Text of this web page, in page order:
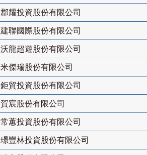
郡耀投資股份有限公司
建聯國際股份有限公司
沃龍超遊股份有限公司
米傑瑞股份有限公司
鉅貿投資股份有限公司
賀宸股份有限公司
常蕙投資股份有限公司
璟豐林投資股份有限公司